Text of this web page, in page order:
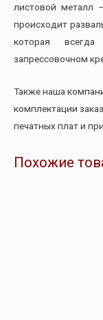
листовой металл
происходит
которая
запрессовочном
Также наша
комплектации
печатных плат и
Похожие